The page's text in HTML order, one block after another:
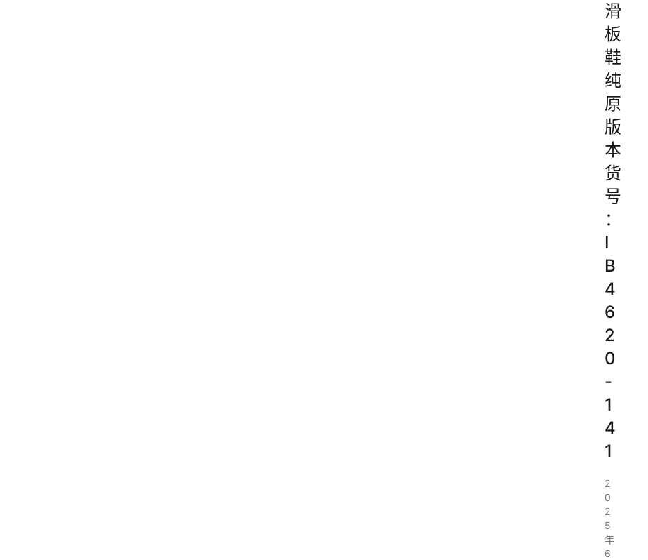
滑
板
鞋
纯
原
版
本
货
号
：
I
B
4
6
2
0
-
1
4
1
2
0
2
5
年
6